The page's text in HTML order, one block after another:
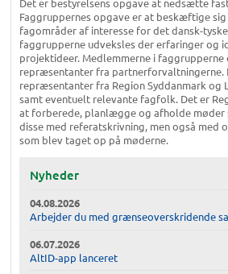
Det er bestyrelsens opgave at nedsætte
Faggruppernes opgave er at beskæftige
fagområder af interesse for det dansk-
faggrupperne udveksles der erfaringer og
projektideer. Medlemmerne i
repræsentanter fra partnerforvaltningerne.
repræsentanter fra Region Syddanmark og
samt eventuelt relevante fagfolk. Det er
at forberede, planlægge og afholde møder
disse med referatskrivning, men også med
som blev taget op på møderne.
Nyheder
04.08.2026
Arbejder du med grænseoverskridende
06.07.2026
AltID-app lanceret